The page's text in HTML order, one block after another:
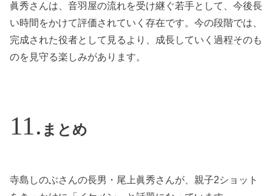
眞秀さんは、音羽屋の流れを受け継ぐ若手として、今後長
い時間をかけて評価されていく存在です。今の段階では、
完成された役者として見るより、成長していく過程そのも
のを見守る楽しみがあります。
まとめ
寺島しのぶさんの長男・尾上眞秀さんが、親子2ショット